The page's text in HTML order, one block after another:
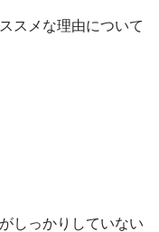
スメな理由について
しっかりしていない